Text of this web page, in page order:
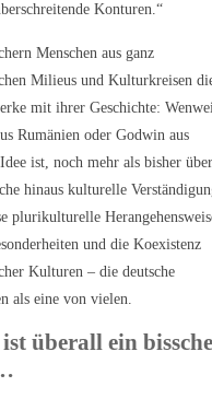
Konturen.“
Menschen aus ganz
Milieus und Kulturkreisen
mit ihrer Geschichte:
Rumänien oder Godwin aus
ist, noch mehr als bisher
hinaus kulturelle
plurikulturelle
und die Koexistenz
Kulturen – die deutsche
als eine von vielen.
überall ein